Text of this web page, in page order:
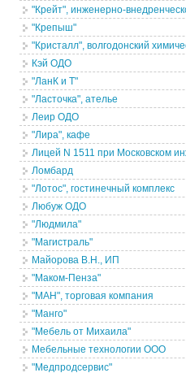
"Крейт", инженерно-
"Крепыш"
"Кристалл", волгодонский
Кэй ОДО
"ЛанК и Т"
"Ласточка", ателье
Леир ОДО
"Лира", кафе
Лицей N 1511 при Московском
Ломбард
"Лотос", гостинечный комплекс
Любуж ОДО
"Людмила"
"Магистраль"
Майорова В.Н., ИП
"Маком-Пенза"
"МАН", торговая компания
"Манго"
"Мебель от Михаила"
Мебельные технологии ООО
"Медпродсервис"